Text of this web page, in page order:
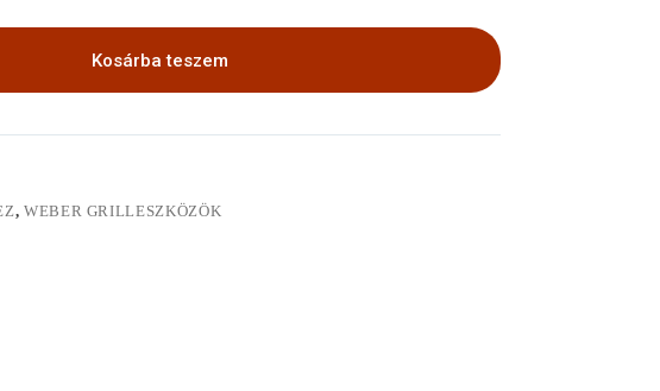
Kosárba teszem
, WEBER GRILLESZKÖZÖK